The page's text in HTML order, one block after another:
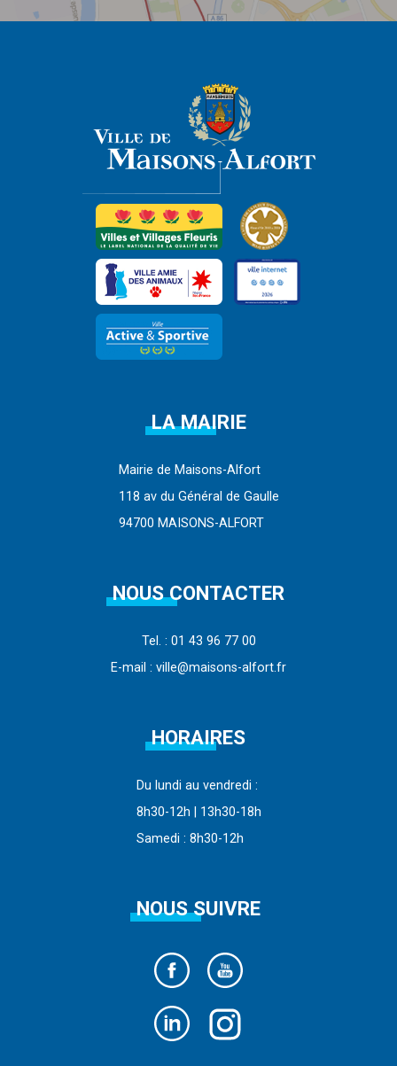
LA MAIRIE
Mairie de Maisons-Alfort
118 av du Général de Gaulle
94700 MAISONS-ALFORT
NOUS CONTACTER
Tel. : 01 43 96 77 00
E-mail : ville@maisons-alfort.fr
HORAIRES
Du lundi au vendredi :
8h30-12h | 13h30-18h
Samedi : 8h30-12h
NOUS SUIVRE